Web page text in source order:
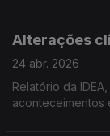
Alterações
24 abr. 2026
Relatório da
aconteceimentos